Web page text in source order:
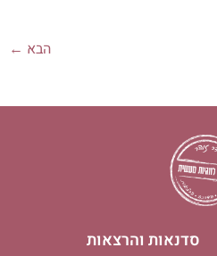
הבא ←
סדנאות והרצאות